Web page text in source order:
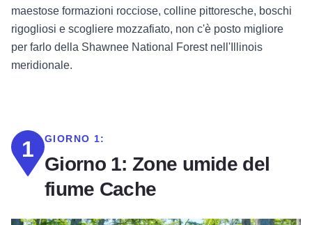
maestose formazioni rocciose, colline pittoresche, boschi
rigogliosi e scogliere mozzafiato, non c'è posto migliore
per farlo della Shawnee National Forest nell'Illinois
meridionale.
1 GIORNO 1:
Giorno 1: Zone umide del
fiume Cache